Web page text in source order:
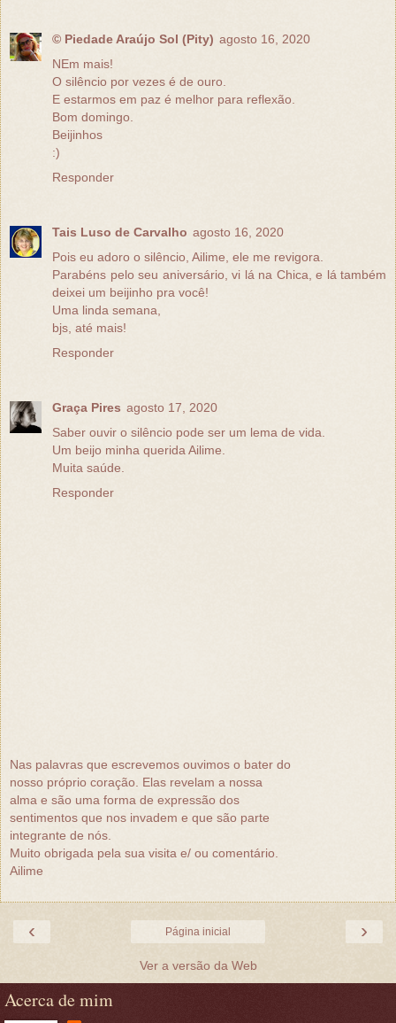
© Piedade Araújo Sol (Pity) agosto 16, 2020
NEm mais!
O silêncio por vezes é de ouro.
E estarmos em paz é melhor para reflexão.
Bom domingo.
Beijinhos
:)
Responder
Tais Luso de Carvalho agosto 16, 2020
Pois eu adoro o silêncio, Ailime, ele me revigora.
Parabéns pelo seu aniversário, vi lá na Chica, e lá também
deixei um beijinho pra você!
Uma linda semana,
bjs, até mais!
Responder
Graça Pires agosto 17, 2020
Saber ouvir o silêncio pode ser um lema de vida.
Um beijo minha querida Ailime.
Muita saúde.
Responder
Nas palavras que escrevemos ouvimos o bater do
nosso próprio coração. Elas revelam a nossa
alma e são uma forma de expressão dos
sentimentos que nos invadem e que são parte
integrante de nós.
Muito obrigada pela sua visita e/ ou comentário.
Ailime
‹ ›
Página inicial
Ver a versão da Web
Acerca de mim